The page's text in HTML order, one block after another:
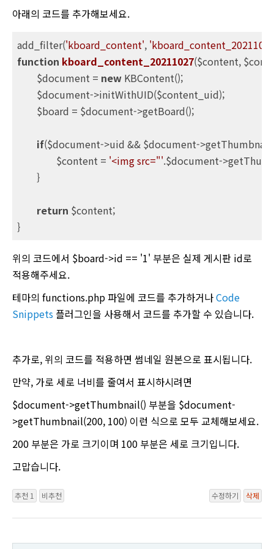
아래의 코드를 추가해보세요.
add_filter('kboard_content',
function kboard_content_20211027($content,
	$document =
new KBContent();
if($document->uid && $document-
		$content =
'<img src="'.$document-
return $content;
}
위의 코드에서 $board->id == '1' 부분은 실제 게시판 id로
적용해주세요.
테마의 functions.php 파일에 코드를 추가하거나Code
Snippets 플러그인을 사용해서 코드를 추가할 수 있습니다.
추가로, 위의 코드를 적용하면 썸네일 원본으로 표시됩니다.
만약, 가로 세로 너비를 줄여서 표시하시려면
$document->getThumbnail() 부분을 $document-
>getThumbnail(200, 100) 이런 식으로 모두 교체해보세요.
200 부분은 가로 크기이며 100 부분은 세로 크기입니다.
고맙습니다.
추천 1 비추천 수정하기 삭제